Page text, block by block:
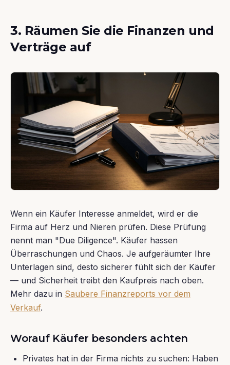
3. Räumen Sie die Finanzen und
Verträge auf
Wenn ein Käufer Interesse anmeldet, wird er die
Firma auf Herz und Nieren prüfen. Diese Prüfung
nennt man "Due Diligence". Käufer hassen
Überraschungen und Chaos. Je aufgeräumter Ihre
Unterlagen sind, desto sicherer fühlt sich der Käufer
— und Sicherheit treibt den Kaufpreis nach oben.
Mehr dazu in Saubere Finanzreports vor dem
Verkauf.
Worauf Käufer besonders achten
Privates hat in der Firma nichts zu suchen: Haben